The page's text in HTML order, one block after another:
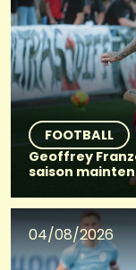
FOOTBALL
Geoffrey
saison
04/08/2026